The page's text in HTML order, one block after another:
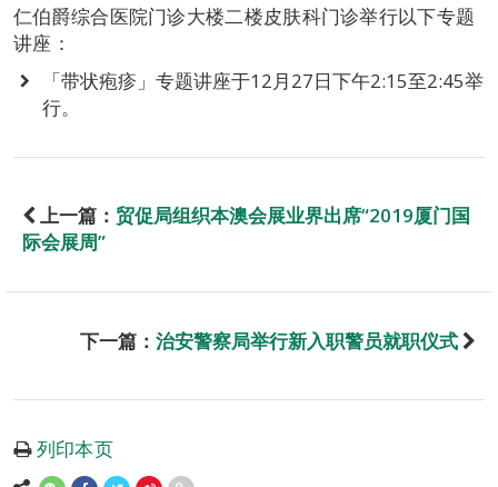
仁伯爵综合医院门诊大楼二楼皮肤科门诊举行以下专题
讲座：
「带状疱疹」专题讲座于12月27日下午2:15至2:45举
行。
上一篇： 贸促局组织本澳会展业界出席“2019厦门国
际会展周”
下一篇： 治安警察局举行新入职警员就职仪式
列印本页